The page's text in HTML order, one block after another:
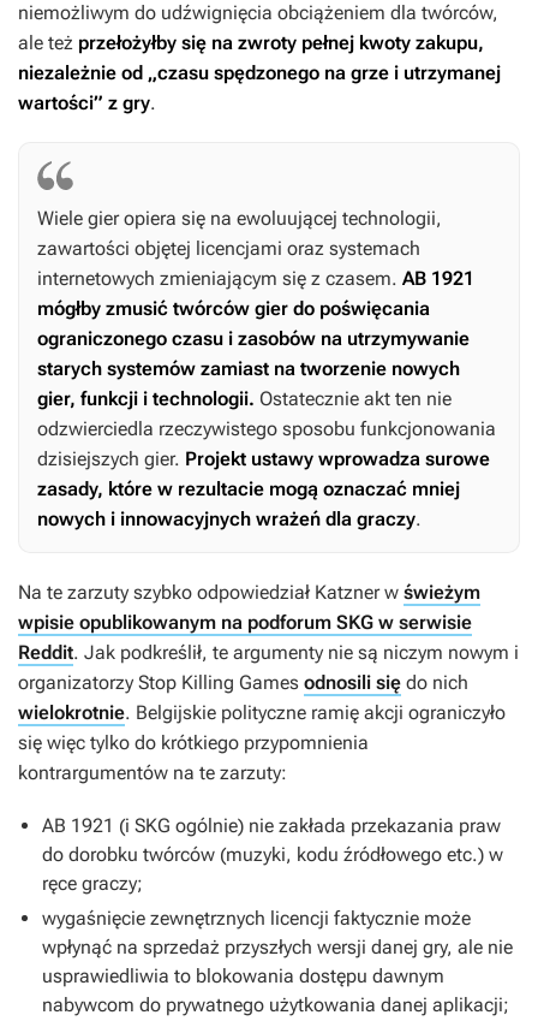
niemożliwym do udźwignięcia obciążeniem dla twórców,
ale też przełożyłby się na zwroty pełnej kwoty zakupu,
niezależnie od „czasu spędzonego na grze i utrzymanej
wartości” z gry.
Wiele gier opiera się na ewoluującej technologii,
zawartości objętej licencjami oraz systemach
internetowych zmieniającym się z czasem. AB 1921
mógłby zmusić twórców gier do poświęcania
ograniczonego czasu i zasobów na utrzymywanie
starych systemów zamiast na tworzenie nowych
gier, funkcji i technologii. Ostatecznie akt ten nie
odzwierciedla rzeczywistego sposobu funkcjonowania
dzisiejszych gier. Projekt ustawy wprowadza surowe
zasady, które w rezultacie mogą oznaczać mniej
nowych i innowacyjnych wrażeń dla graczy.
Na te zarzuty szybko odpowiedział Katzner w świeżym
wpisie opublikowanym na podforum SKG w serwisie
Reddit. Jak podkreślił, te argumenty nie są niczym nowym i
organizatorzy Stop Killing Games odnosili się do nich
wielokrotnie. Belgijskie polityczne ramię akcji ograniczyło
się więc tylko do krótkiego przypomnienia
kontrargumentów na te zarzuty:
AB 1921 (i SKG ogólnie) nie zakłada przekazania praw
do dorobku twórców (muzyki, kodu źródłowego etc.) w
ręce graczy;
wygaśnięcie zewnętrznych licencji faktycznie może
wpłynąć na sprzedaż przyszłych wersji danej gry, ale nie
usprawiedliwia to blokowania dostępu dawnym
nabywcom do prywatnego użytkowania danej aplikacji;